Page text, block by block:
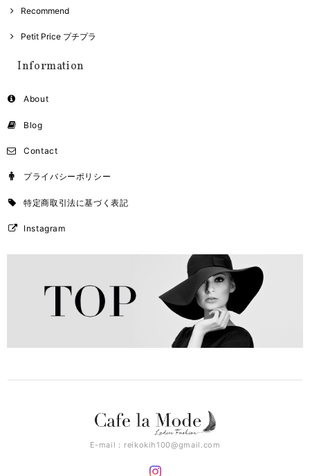
Recommend
Petit Price プチプラ
Information
About
Blog
Contact
プライバシーポリシー
特定商取引法に基づく表記
Instagram
E-mail： reikokih100@gmail.com